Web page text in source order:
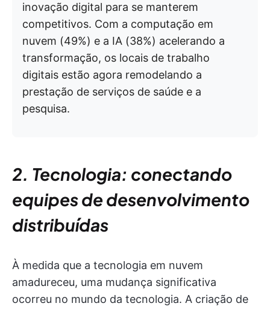
inovação digital para se manterem
competitivos. Com a computação em
nuvem (49%) e a IA (38%) acelerando a
transformação, os locais de trabalho
digitais estão agora remodelando a
prestação de serviços de saúde e a
pesquisa.
2. Tecnologia: conectando
equipes de desenvolvimento
distribuídas
À medida que a tecnologia em nuvem
amadureceu, uma mudança significativa
ocorreu no mundo da tecnologia. A criação de